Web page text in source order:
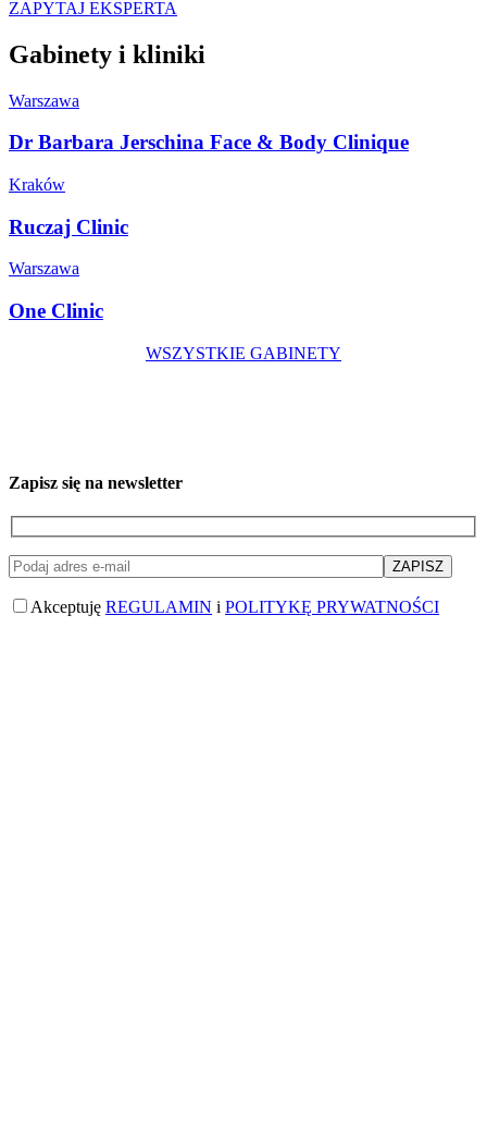
ZAPYTAJ EKSPERTA
Gabinety i kliniki
Warszawa
Dr Barbara Jerschina Face & Body Clinique
Kraków
Ruczaj Clinic
Warszawa
One Clinic
WSZYSTKIE GABINETY
Zapisz się na newsletter
Akceptuję REGULAMIN i POLITYKĘ PRYWATNOŚCI